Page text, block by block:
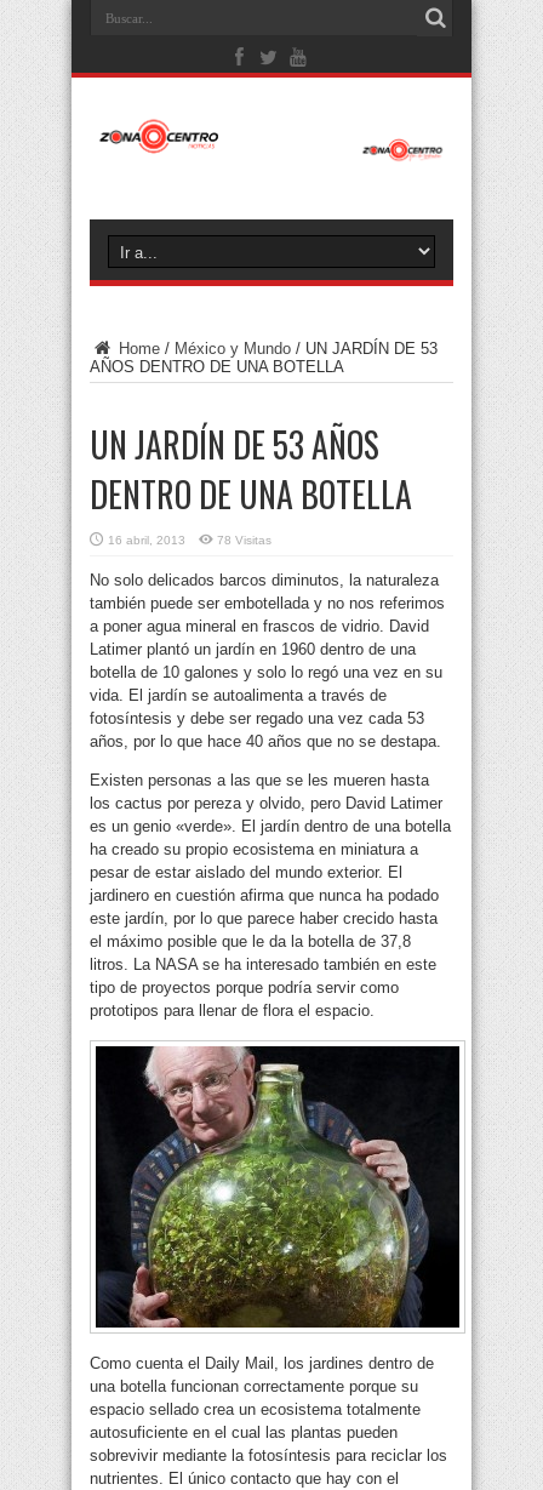
Home / México y Mundo / UN JARDÍN DE 53
AÑOS DENTRO DE UNA BOTELLA
UN JARDÍN DE 53 AÑOS
DENTRO DE UNA BOTELLA
16 abril, 2013 78 Visitas
No solo delicados barcos diminutos, la naturaleza
también puede ser embotellada y no nos referimos
a poner agua mineral en frascos de vidrio. David
Latimer plantó un jardín en 1960 dentro de una
botella de 10 galones y solo lo regó una vez en su
vida. El jardín se autoalimenta a través de
fotosíntesis y debe ser regado una vez cada 53
años, por lo que hace 40 años que no se destapa.
Existen personas a las que se les mueren hasta
los cactus por pereza y olvido, pero David Latimer
es un genio «verde». El jardín dentro de una botella
ha creado su propio ecosistema en miniatura a
pesar de estar aislado del mundo exterior. El
jardinero en cuestión afirma que nunca ha podado
este jardín, por lo que parece haber crecido hasta
el máximo posible que le da la botella de 37,8
litros. La NASA se ha interesado también en este
tipo de proyectos porque podría servir como
prototipos para llenar de flora el espacio.
Como cuenta el Daily Mail, los jardines dentro de
una botella funcionan correctamente porque su
espacio sellado crea un ecosistema totalmente
autosuficiente en el cual las plantas pueden
sobrevivir mediante la fotosíntesis para reciclar los
nutrientes. El único contacto que hay con el